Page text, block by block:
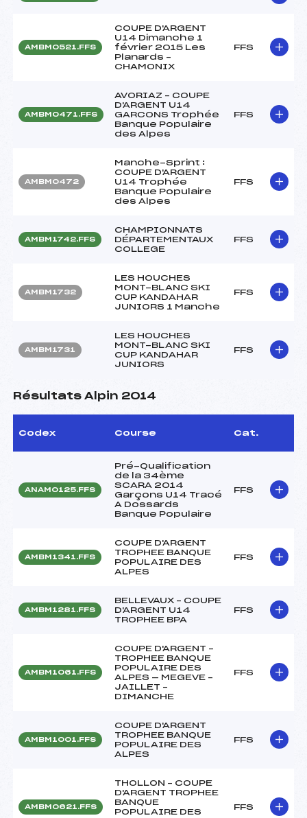
AMBM0521.FFS
COUPE D'ARGENT
U14 Dimanche 1
février 2015 Les
Planards –
CHAMONIX
FFS
AMBM0471.FFS
AVORIAZ – COUPE
D'ARGENT U14
GARCONS Trophée
Banque Populaire
des Alpes
FFS
AMBM0472
Manche-Sprint :
COUPE D'ARGENT
U14 Trophée
Banque Populaire
des Alpes
FFS
AMBM1742.FFS
CHAMPIONNATS
DÉPARTEMENTAUX
COLLEGE
FFS
AMBM1732
LES HOUCHES
MONT-BLANC SKI
CUP KANDAHAR
JUNIORS 1 Manche
FFS
AMBM1731
LES HOUCHES
MONT-BLANC SKI
CUP KANDAHAR
JUNIORS
FFS
Résultats Alpin 2014
Codex Course Cat.
ANAM0125.FFS
Pré-Qualification
de la 34ème
SCARA 2014
Garçons U14 Tracé
A Dossards
Banque Populaire
FFS
AMBM1341.FFS
COUPE D'ARGENT
TROPHEE BANQUE
POPULAIRE DES
ALPES
FFS
AMBM1281.FFS
BELLEVAUX – COUPE
D'ARGENT U14
TROPHEE BPA
FFS
AMBM1061.FFS
COUPE D'ARGENT –
TROPHEE BANQUE
POPULAIRE DES
ALPES — MEGEVE –
JAILLET –
DIMANCHE
FFS
AMBM1001.FFS
COUPE D'ARGENT
TROPHEE BANQUE
POPULAIRE DES
ALPES
FFS
AMBM0621.FFS
THOLLON – COUPE
D'ARGENT TROPHEE
BANQUE
POPULAIRE DES
FFS